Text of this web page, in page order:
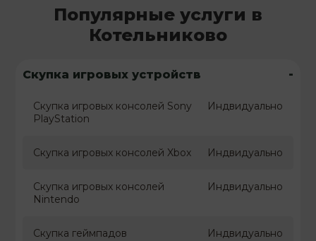
Популярные услуги в
Котельниково
Скупка игровых устройств -
Скупка игровых консолей Sony
PlayStation
Индвидуально
Скупка игровых консолей Xbox Индвидуально
Скупка игровых консолей
Nintendo
Индвидуально
Скупка геймпадов Индвидуально